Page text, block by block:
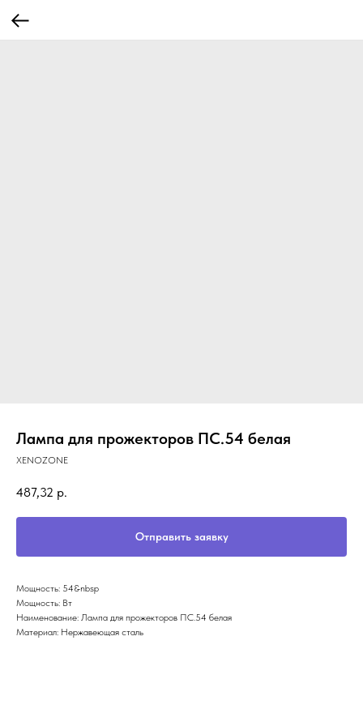
Лампа для прожекторов ПС.54 белая
XENOZONE
487,32 р.
Отправить заявку
Мощность: 54&nbsp
Мощность: Вт
Наименование: Лампа для прожекторов ПС.54 белая
Материал: Нержавеющая сталь